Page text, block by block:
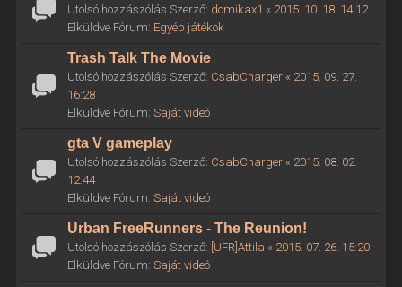
Utolsó hozzászólás Szerző: domikax1 « 2015. 10. 18. 14:12
Elküldve Fórum: Egyéb játékok
Trash Talk The Movie
Utolsó hozzászólás Szerző: CsabCharger« 2015. 09. 27.
16:28
Elküldve Fórum: Saját videó
gta V gameplay
Utolsó hozzászólás Szerző: CsabCharger« 2015. 08. 02.
12:44
Elküldve Fórum: Saját videó
Urban FreeRunners - The Reunion!
Utolsó hozzászólás Szerző: [UFR]Attila « 2015. 07. 26. 15:20
Elküldve Fórum: Saját videó